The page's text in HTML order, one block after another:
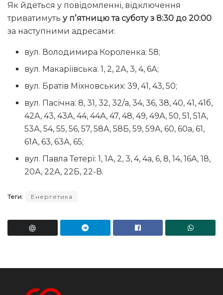
Як йдеться у повідомленні, відключення
триватимуть у пʼятницю та суботу з 8:30 до 20:00
за наступними адресами:
вул. Володимира Короленка: 58;
вул. Макаріївська: 1, 2, 2А, 3, 4, 6А;
вул. Братів Міхновських: 39, 41, 43, 50;
вул. Пасічна: 8, 31, 32, 32/а, 34, 36, 38, 40, 41, 41б,
42А, 43, 43А, 44, 44А, 47, 48, 49, 49А, 50, 51, 51А,
53А, 54, 55, 56, 57, 58А, 58Б, 59, 59А, 60, 60а, 61,
61А, 63, 63А, 65;
вул. Павла Тетері: 1, 1А, 2, 3, 4, 4а, 6, 8, 14, 16А, 18,
20А, 22А, 22Б, 22-В.
Теги: Енергетика